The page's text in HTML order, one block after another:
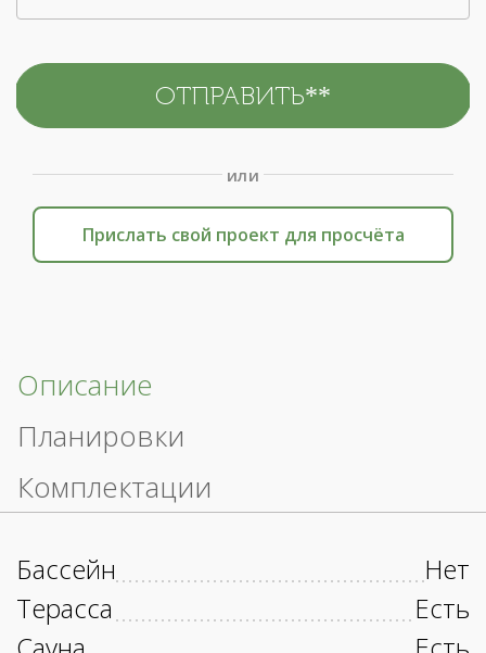
или
Прислать свой проект для просчёта
Описание
Планировки
Комплектации
Бассейн
Нет
Терасса
Есть